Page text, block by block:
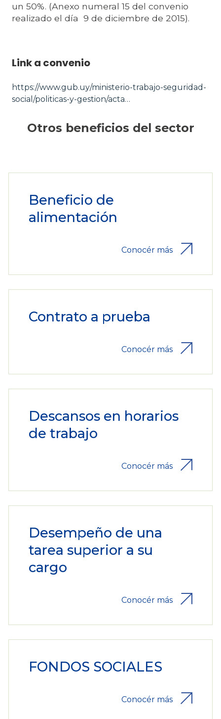
un 50%. (Anexo numeral 15 del convenio
realizado el día 9 de diciembre de 2015).
Link a convenio
https://www.gub.uy/ministerio-trabajo-seguridad-
social/politicas-y-gestion/acta…
Otros beneficios del sector
Beneficio de
alimentación
Conocér más
Contrato a prueba
Conocér más
Descansos en horarios
de trabajo
Conocér más
Desempeño de una
tarea superior a su
cargo
Conocér más
FONDOS SOCIALES
Conocér más